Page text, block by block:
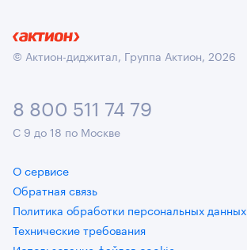
© Актион-диджитал, Группа Актион, 2026
8 800 511 74 79
С 9 до 18 по Москве
О сервисе
Обратная связь
Политика обработки персональных данных
Технические требования